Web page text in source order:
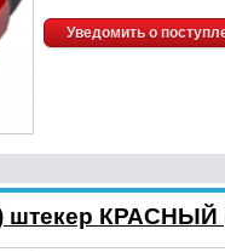
Уведомить о
штекер КРАСНЫЙ